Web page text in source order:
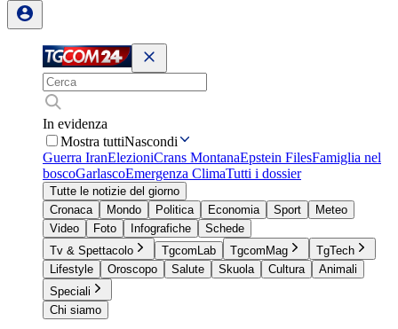
In evidenza
Mostra tuttiNascondi
Guerra IranElezioniCrans MontanaEpstein FilesFamiglia nel
boscoGarlascoEmergenza ClimaTutti i dossier
Tutte le notizie del giorno
Cronaca
Mondo Politica Economia Sport
Meteo
Video
Foto Infografiche
Schede
Tv & Spettacolo
TgcomLab TgcomMag
TgTech
Lifestyle
Oroscopo Salute Skuola Cultura
Animali
Speciali
Chi siamo